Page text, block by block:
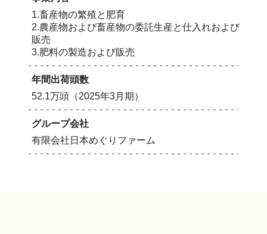
1.畜産物の繁殖と肥育
2.農産物および畜産物の委託生産と仕入れおよび
販売
3.肥料の製造および販売
年間出荷頭数
52.1万頭（2025年3月期）
グループ会社
有限会社日本めぐりファーム